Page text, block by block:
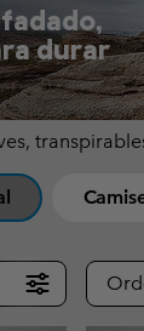
durar